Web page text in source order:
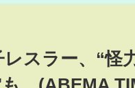
スラー、“怪
も…(ABEMA